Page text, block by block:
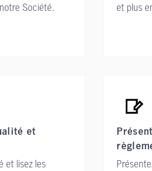
Société.
et plus
et
et lisez les